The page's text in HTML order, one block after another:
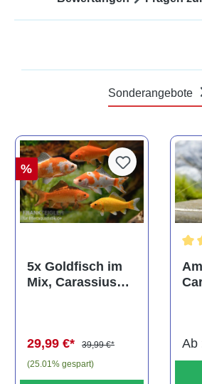
Sonderangebote
%
5x Goldfisch im
Mix, Carassius
29,99 €*
39,99 €*
(25.01% gespart)
Ab